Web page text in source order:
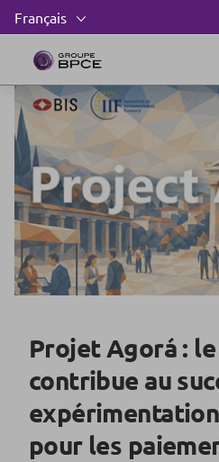
Projet Agorá : le
contribue au
pour les